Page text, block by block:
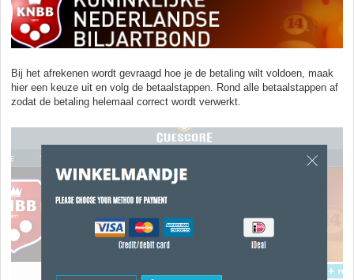
Bij het afrekenen wordt gevraagd hoe je de betaling wilt voldoen, maak
hier een keuze uit en volg de betaalstappen. Rond alle betaalstappen af
zodat de betaling helemaal correct wordt verwerkt.